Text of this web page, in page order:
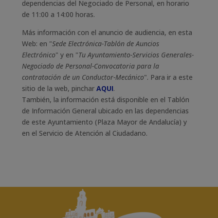
dependencias del Negociado de Personal, en horario
de 11:00 a 14:00 horas.
Más información con el anuncio de audiencia, en esta
Web: en "Sede Electrónica-Tablón de Auncios
Electrónico" y en "Tu Ayuntamiento-Servicios Generales-
Negociado de Personal-Convocatoria para la
contratación de un Conductor-Mecánico". Para ir a este
sitio de la web, pinchar AQUI.
También, la información está disponible en el Tablón
de Información General ubicado en las dependencias
de este Ayuntamiento (Plaza Mayor de Andalucía) y
en el Servicio de Atención al Ciudadano.